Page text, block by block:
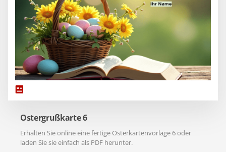
Ostergrußkarte 6
Erhalten Sie online eine fertige Osterkartenvorlage 6 oder
laden Sie sie einfach als PDF herunter.